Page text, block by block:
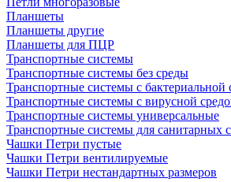
Планшеты
Планшеты другие
Планшеты для ПЦР
Транспортные системы
Транспортные системы без среды
Транспортные системы с бактериальной
Транспортные системы с вирусной
Транспортные системы универсальные
Транспортные системы для санитарных
Чашки Петри пустые
Чашки Петри вентилируемые
Чашки Петри нестандартных размеров